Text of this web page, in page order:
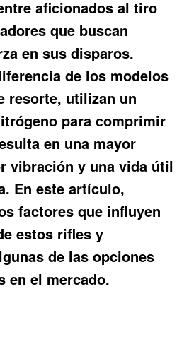
aficionados al tiro
que buscan
en sus disparos.
de los modelos
resorte, utilizan un
para comprimir
en una mayor
vibración y una vida útil
En este artículo,
factores que influyen
estos rifles y
de las opciones
en el mercado.